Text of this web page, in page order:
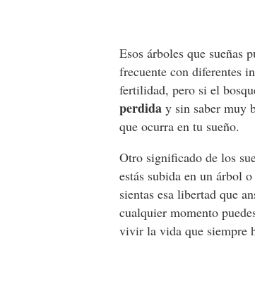
Esos árboles que sueñas
frecuente con diferentes
fertilidad, pero si el
perdida y sin saber muy
que ocurra en tu sueño.
Otro significado de los
estás subida en un árbol
sientas esa libertad que
cualquier momento
vivir la vida que siempre